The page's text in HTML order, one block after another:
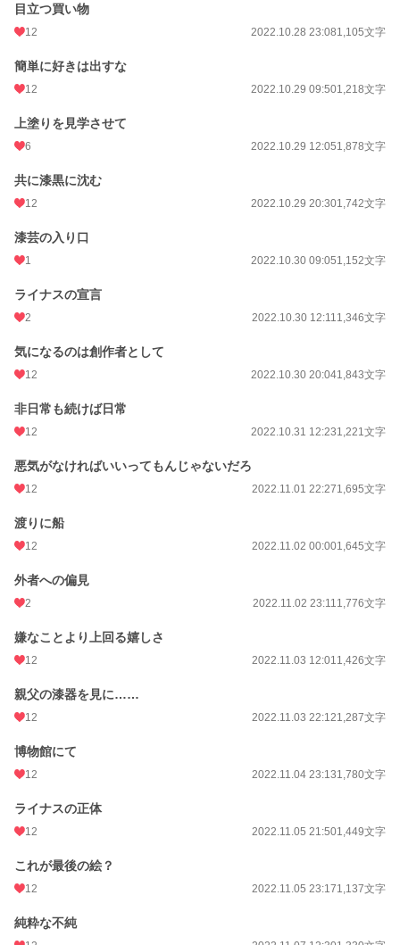
目立つ買い物
12 2022.10.28 23:081,105文字
簡単に好きは出すな
12 2022.10.29 09:501,218文字
上塗りを見学させて
6 2022.10.29 12:051,878文字
共に漆黒に沈む
12 2022.10.29 20:301,742文字
漆芸の入り口
1 2022.10.30 09:051,152文字
ライナスの宣言
2 2022.10.30 12:111,346文字
気になるのは創作者として
12 2022.10.30 20:041,843文字
非日常も続けば日常
12 2022.10.31 12:231,221文字
悪気がなければいいってもんじゃないだろ
12 2022.11.01 22:271,695文字
渡りに船
12 2022.11.02 00:001,645文字
外者への偏見
2 2022.11.02 23:111,776文字
嫌なことより上回る嬉しさ
12 2022.11.03 12:011,426文字
親父の漆器を見に……
12 2022.11.03 22:121,287文字
博物館にて
12 2022.11.04 23:131,780文字
ライナスの正体
12 2022.11.05 21:501,449文字
これが最後の絵？
12 2022.11.05 23:171,137文字
純粋な不純